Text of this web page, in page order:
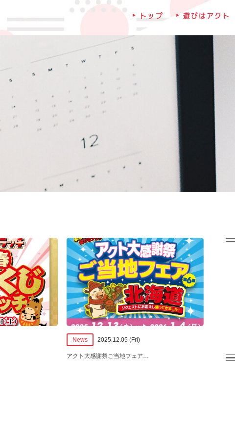
トップ 遊びはアクト
News 2025.12.05 (Fri)
アクト大感謝祭ご当地フェア…